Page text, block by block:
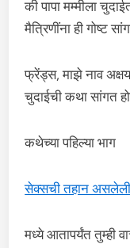
की पापा मम्मीला
मैत्रिणींना ही गोष्ट
फ्रेंड्स, माझे नाव
चुदाईची कथा सांगत
कथेच्या पहिल्या भाग
सेक्सची तहान असलेली
मध्ये आतापर्यंत तुम्ही